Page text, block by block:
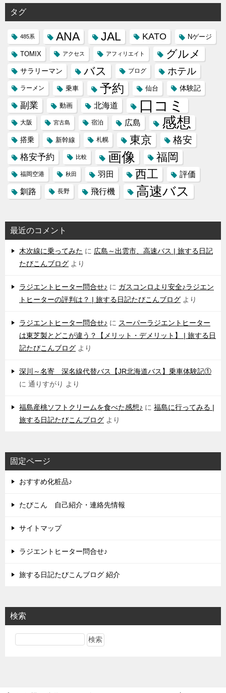
タグ
485系 ANA JAL KATO Nゲージ
TOMIX アクセス アフィリエイト グルメ
サラリーマン バス ブログ ホテル
ラーメン 乗車 予約 仙台 体験記
副業 動画 北海道 口コミ
大阪 宮古島 宿泊 広島 感想
搭乗 新幹線 札幌 東京 格安
格安予約 比較 画像 福岡
福岡空港 秋田 羽田 西工
評価
釧路
長野 飛行機 高速バス
最近のコメント
木次線に乗ってみた に 広島～出雲市、高速バス | 旅する日記
たびこんブログ より
ラジエントヒーター問合せ♪ に ガスコンロより安全♪ラジエン
トヒーターの評判は？ | 旅する日記たびこんブログ より
ラジエントヒーター問合せ♪ に スーパーラジエントヒーター
は東芝製とどこが違う？【メリット・デメリット】 | 旅する日
記たびこんブログ より
深川～名寄 深名線代替バス【JR北海道バス】乗車体験記①
に 通りすがり より
福島産桃ソフトクリームを食べた感想♪ に 福島に行ってみる |
旅する日記たびこんブログ より
固定ページ
おすすめ化粧品♪
たびこん 自己紹介・連絡先情報
サイトマップ
ラジエントヒーター問合せ♪
旅する日記たびこんブログ 紹介
検索